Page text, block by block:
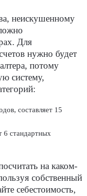
неискушенному
Для
нужно будет
потому
систему,
составляет 15
6 стандартных
на каком-
собственный
себестоимость,